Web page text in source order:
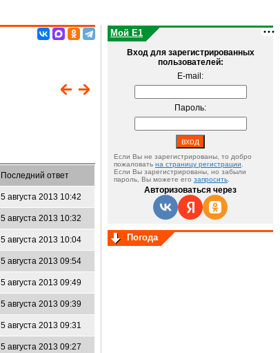
Последний ответ
5 августа 2013 10:42
5 августа 2013 10:32
5 августа 2013 10:04
5 августа 2013 09:54
5 августа 2013 09:49
5 августа 2013 09:39
5 августа 2013 09:31
5 августа 2013 09:27
Мой E1
Вход для зарегистрированных
пользователей:
E-mail:
Пароль:
Если Вы не зарегистрированы, то добро
пожаловать на страницу регистрации
Если Вы зарегистрированы, но забыли
пароль, Вы можете его запросить
Авторизоваться через
Погода